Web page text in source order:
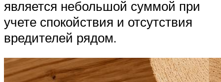
является небольшой суммой при
учете спокойствия и отсутствия
вредителей рядом.